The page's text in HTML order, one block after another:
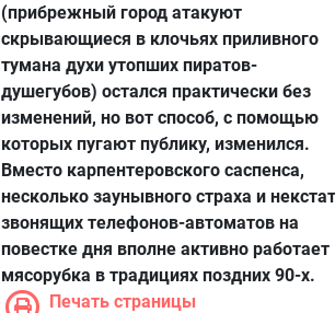
(прибрежный город атакуют
скрывающиеся в клочьях приливного
тумана духи утопших пиратов-
душегубов) остался практически без
изменений, но вот способ, с помощью
которых пугают публику, изменился.
Вместо карпентеровского саспенса,
несколько заунывного страха и
звонящих телефонов-автоматов на
повестке дня вполне активно работает
мясорубка в традициях поздних 90-х.
Печать страницы